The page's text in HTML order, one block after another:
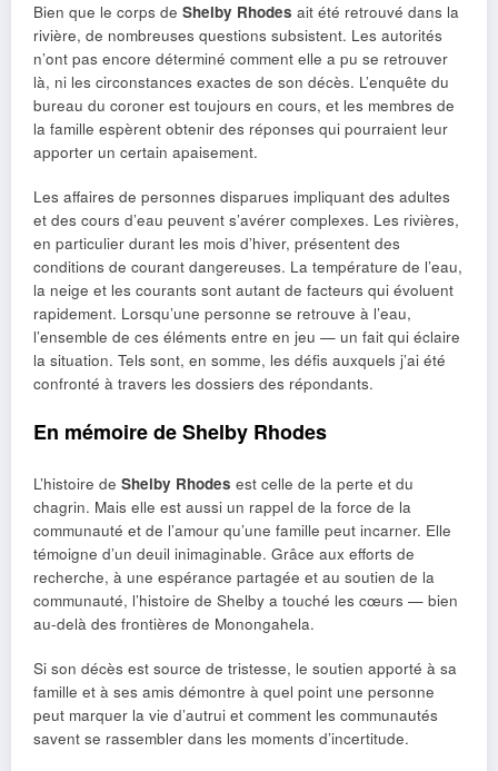
Bien que le corps de Shelby Rhodes ait été retrouvé dans la
rivière, de nombreuses questions subsistent. Les autorités
n’ont pas encore déterminé comment elle a pu se retrouver
là, ni les circonstances exactes de son décès. L’enquête du
bureau du coroner est toujours en cours, et les membres de
la famille espèrent obtenir des réponses qui pourraient leur
apporter un certain apaisement.
Les affaires de personnes disparues impliquant des adultes
et des cours d’eau peuvent s’avérer complexes. Les rivières,
en particulier durant les mois d’hiver, présentent des
conditions de courant dangereuses. La température de l’eau,
la neige et les courants sont autant de facteurs qui évoluent
rapidement. Lorsqu’une personne se retrouve à l’eau,
l’ensemble de ces éléments entre en jeu — un fait qui éclaire
la situation. Tels sont, en somme, les défis auxquels j’ai été
confronté à travers les dossiers des répondants.
En mémoire de Shelby Rhodes
L’histoire de Shelby Rhodes est celle de la perte et du
chagrin. Mais elle est aussi un rappel de la force de la
communauté et de l’amour qu’une famille peut incarner. Elle
témoigne d’un deuil inimaginable. Grâce aux efforts de
recherche, à une espérance partagée et au soutien de la
communauté, l’histoire de Shelby a touché les cœurs — bien
au-delà des frontières de Monongahela.
Si son décès est source de tristesse, le soutien apporté à sa
famille et à ses amis démontre à quel point une personne
peut marquer la vie d’autrui et comment les communautés
savent se rassembler dans les moments d’incertitude.